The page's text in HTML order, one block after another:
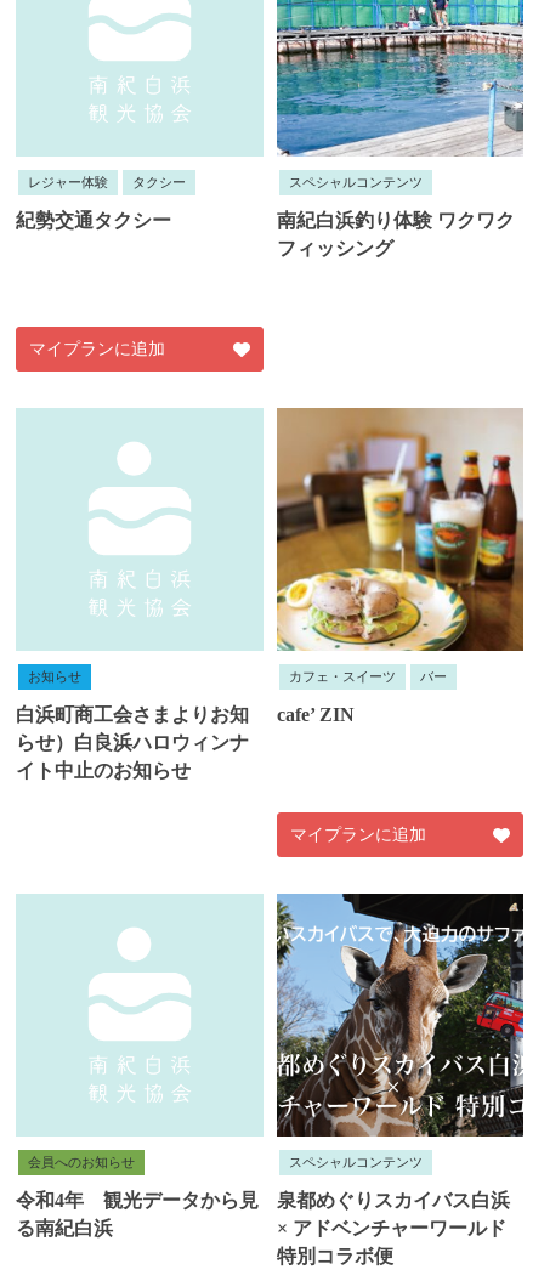
レジャー体験 タクシー
紀勢交通タクシー
マイプランに追加
スペシャルコンテンツ
南紀白浜釣り体験 ワクワク
フィッシング
お知らせ
白浜町商工会さまよりお知
らせ）白良浜ハロウィンナ
イト中止のお知らせ
カフェ・スイーツ バー
cafe’ ZIN
マイプランに追加
会員へのお知らせ
令和4年 観光データから見
る南紀白浜
スペシャルコンテンツ
泉都めぐりスカイバス白浜
× アドベンチャーワールド
特別コラボ便